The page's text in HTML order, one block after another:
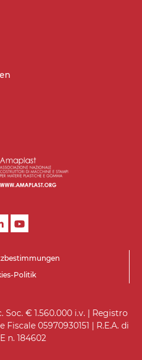
Politik
Soc. € 1.560.000 i.v. | Registro
Fiscale 05970930151 | R.E.A. di
n. 184602